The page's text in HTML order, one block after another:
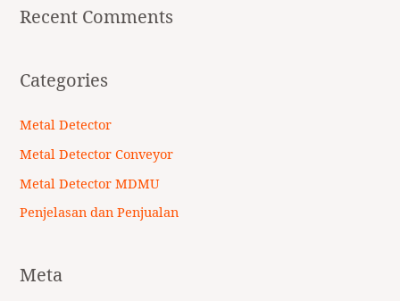
Recent Comments
Categories
Metal Detector
Metal Detector Conveyor
Metal Detector MDMU
Penjelasan dan Penjualan
Meta